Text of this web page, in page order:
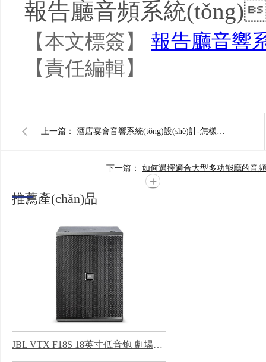
報告廳音頻系統
【本文標簽】 報告廳音響
【責任編輯】
上一篇：
下一篇：
推薦產(chǎn)品
+
JBL VTX F18S 18英寸低音炮 劇場音箱 流動演出音箱